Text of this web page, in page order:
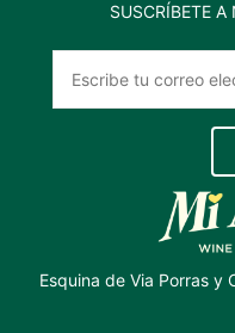
SUSCRÍBETE A
Esquina de Via Porras y